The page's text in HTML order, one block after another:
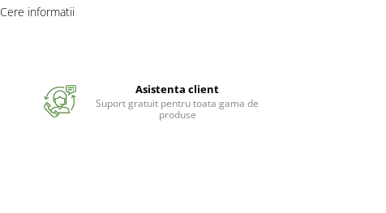
Cere informatii
Asistenta client
Suport gratuit pentru toata gama de
produse